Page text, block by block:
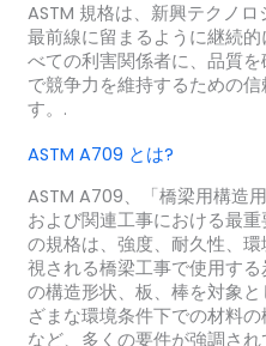
ASTM 規格は、新興テクノ
最前線に留まるように継続
べての利害関係者に、品質
で競争力を維持するための
す。.
ASTM A709 とは?
ASTM A709、「橋梁用構造
および関連工事における最
の規格は、強度、耐久性、
視される橋梁工事で使用す
の構造形状、板、棒を対象
ざまな環境条件下での材料
など、多くの要件が強調され